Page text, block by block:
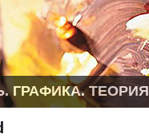
ГРАФИКА. ТЕОРИЯ